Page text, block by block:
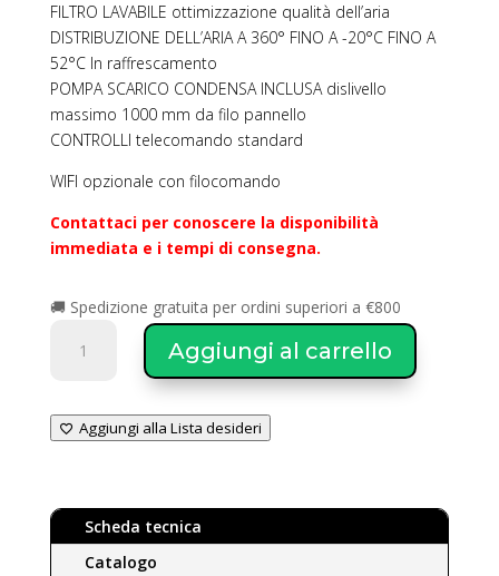
FILTRO LAVABILE ottimizzazione qualità dell’aria
DISTRIBUZIONE DELL’ARIA A 360° FINO A -20°C FINO A
52°C In raffrescamento
POMPA SCARICO CONDENSA INCLUSA dislivello
massimo 1000 mm da filo pannello
CONTROLLI telecomando standard
WIFI opzionale con filocomando
Contattaci per conoscere la disponibilità
immediata e i tempi di consegna.
🚚 Spedizione gratuita per ordini superiori a €800
Light
compatta
vie
12.000
Aggiungi al carrello
Aggiungi alla Lista desideri
Scheda tecnica
Catalogo